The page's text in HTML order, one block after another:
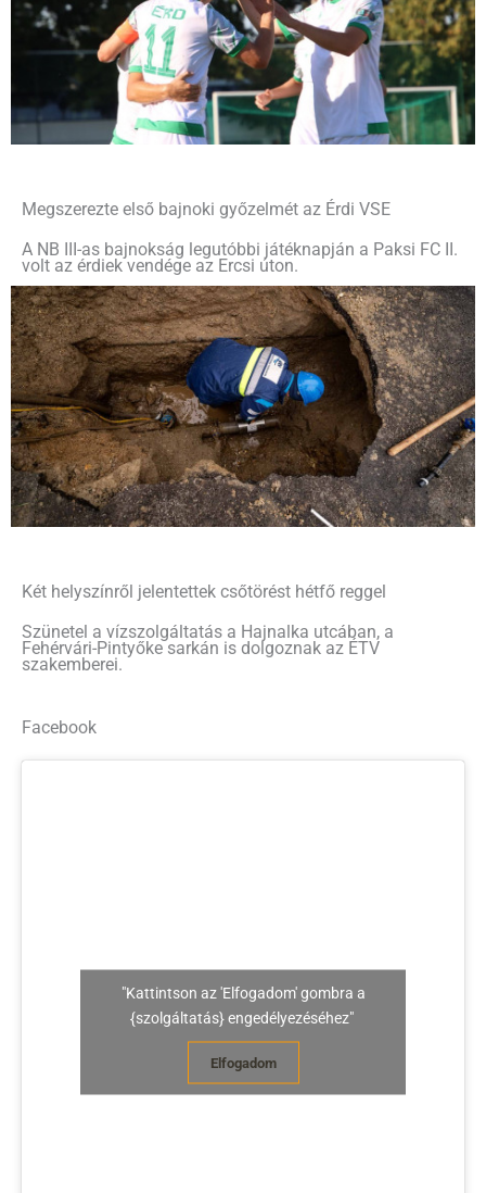
Megszerezte első bajnoki győzelmét az Érdi VSE
A NB III-as bajnokság legutóbbi játéknapján a Paksi FC II.
volt az érdiek vendége az Ercsi úton.
Két helyszínről jelentettek csőtörést hétfő reggel
Szünetel a vízszolgáltatás a Hajnalka utcában, a
Fehérvári-Pintyőke sarkán is dolgoznak az ÉTV
szakemberei.
Facebook
"Kattintson az 'Elfogadom' gombra a
{szolgáltatás} engedélyezéséhez"
Elfogadom